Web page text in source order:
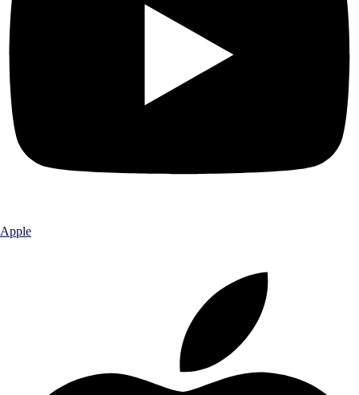
Apple